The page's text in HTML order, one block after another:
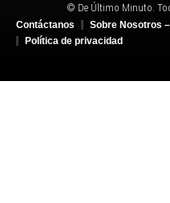
© De Último Minuto.
Contáctanos
Sobre Nosotros
Política de privacidad